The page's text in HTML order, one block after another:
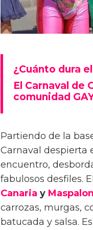
¿Cuánto dura
El Carnaval de
comunidad
Partiendo de la
Carnaval despierta
encuentro,
fabulosos desfiles. El
Canaria y
carrozas, murgas,
batucada y salsa.